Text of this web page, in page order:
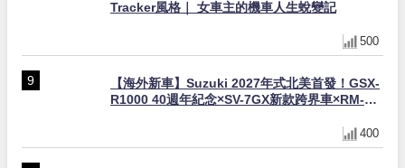
Tracker風格｜ 女車主的機車人生蛻變記
500
【海外新車】Suzuki 2027年式北美首發！GSX-
R1000 40週年紀念×SV-7GX新款跨界車×RM-
400